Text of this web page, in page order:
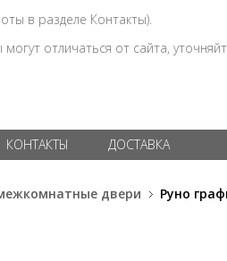
в разделе Контакты).
отличаться от сайта,
КОНТАКТЫ ДОСТАВКА
двери Руно